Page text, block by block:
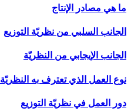
ما هي مصادر الإنتاج
الجانب السلبي من نظريّة التوزيع
الجانب الإيجابي من النظريّة
نوع العمل الذي تعترف به النظريّة
دور العمل في نظريّة التوزيع